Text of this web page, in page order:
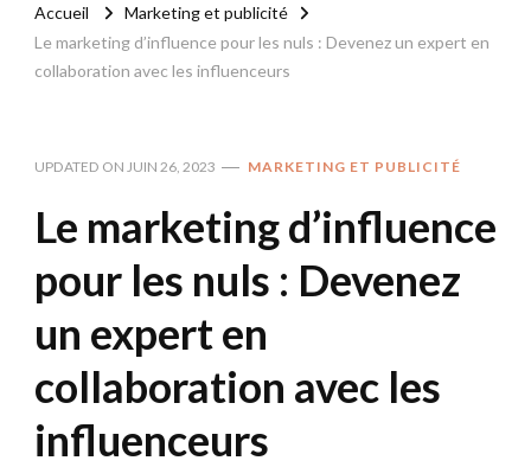
Accueil
Marketing et publicité
Le marketing d’influence pour les nuls : Devenez un expert en
collaboration avec les influenceurs
UPDATED ON JUIN 26, 2023 MARKETING ET PUBLICITÉ
Le marketing d’influence
pour les nuls : Devenez
un expert en
collaboration avec les
influenceurs